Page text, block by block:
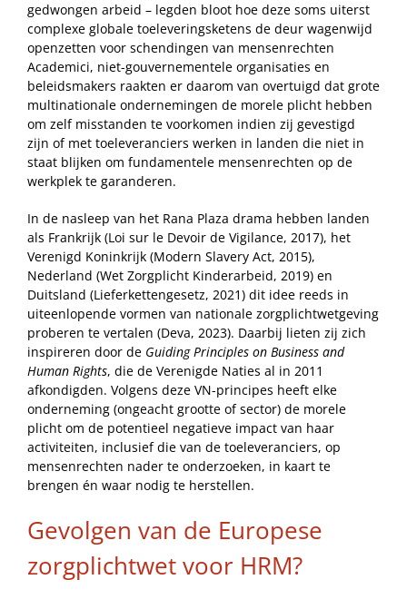
gedwongen arbeid – legden bloot hoe deze soms uiterst
complexe globale toeleveringsketens de deur wagenwijd
openzetten voor schendingen van mensenrechten
Academici, niet-gouvernementele organisaties en
beleidsmakers raakten er daarom van overtuigd dat grote
multinationale ondernemingen de morele plicht hebben
om zelf misstanden te voorkomen indien zij gevestigd
zijn of met toeleveranciers werken in landen die niet in
staat blijken om fundamentele mensenrechten op de
werkplek te garanderen.
In de nasleep van het Rana Plaza drama hebben landen
als Frankrijk (Loi sur le Devoir de Vigilance, 2017), het
Verenigd Koninkrijk (Modern Slavery Act, 2015),
Nederland (Wet Zorgplicht Kinderarbeid, 2019) en
Duitsland (Lieferkettengesetz, 2021) dit idee reeds in
uiteenlopende vormen van nationale zorgplichtwetgeving
proberen te vertalen (Deva, 2023). Daarbij lieten zij zich
inspireren door de Guiding Principles on Business and
Human Rights, die de Verenigde Naties al in 2011
afkondigden. Volgens deze VN-principes heeft elke
onderneming (ongeacht grootte of sector) de morele
plicht om de potentieel negatieve impact van haar
activiteiten, inclusief die van de toeleveranciers, op
mensenrechten nader te onderzoeken, in kaart te
brengen én waar nodig te herstellen.
Gevolgen van de Europese
zorgplichtwet voor HRM?